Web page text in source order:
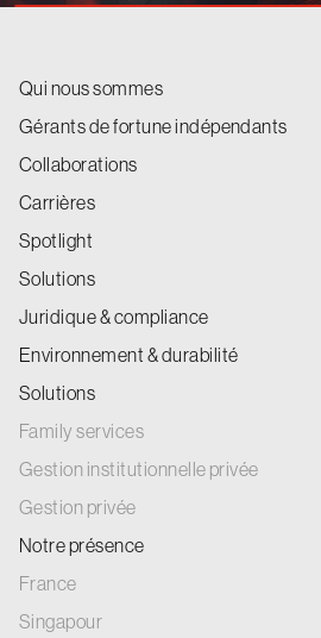
Qui nous sommes
Gérants de fortune indépendants
Collaborations
Carrières
Spotlight
Solutions
Juridique & compliance
Environnement & durabilité
Solutions
Family services
Gestion institutionnelle privée
Gestion privée
Notre présence
France
Singapour